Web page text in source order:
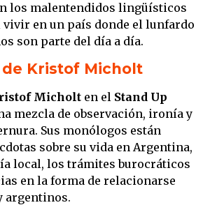
los malentendidos lingüísticos
vivir en un país donde el lunfardo
son parte del día a día.
de Kristof Micholt
Micholt en el Stand Up
mezcla de observación, ironía y
Sus monólogos están
sobre su vida en Argentina,
local, los trámites burocráticos
en la forma de relacionarse
argentinos.